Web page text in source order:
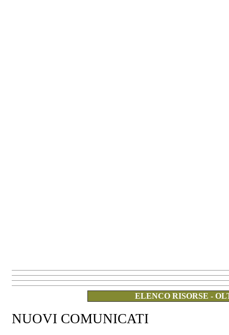
ELENCO RISORSE -
NUOVI COMUNICATI